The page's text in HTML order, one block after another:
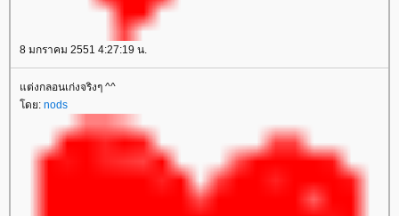
8 มกราคม 2551 4:27:19 น.
ต่งกลอนเก่งจริงๆ ^^
ดย: nods